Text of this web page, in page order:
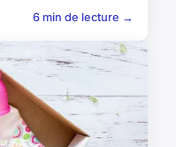
6 min de lecture →